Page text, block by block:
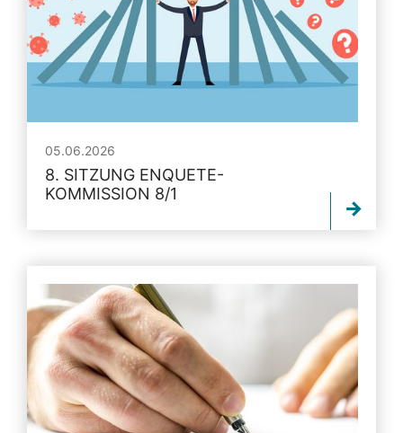
05.06.2026
8. SITZUNG ENQUETE-
KOMMISSION 8/1